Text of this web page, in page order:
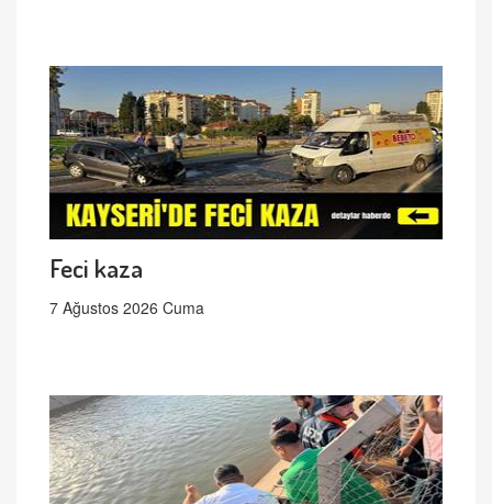
Feci kaza
7 Ağustos 2026 Cuma